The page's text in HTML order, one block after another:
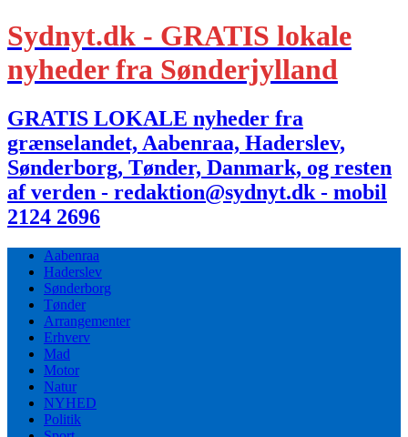
Sydnyt.dk - GRATIS lokale
nyheder fra Sønderjylland
GRATIS LOKALE nyheder fra
grænselandet, Aabenraa, Haderslev,
Sønderborg, Tønder, Danmark, og resten
af verden - redaktion@sydnyt.dk - mobil
2124 2696
Aabenraa
Haderslev
Sønderborg
Tønder
Arrangementer
Erhverv
Mad
Motor
Natur
NYHED
Politik